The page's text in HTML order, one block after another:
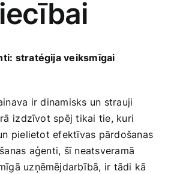
stratégija veiksmīgai
ir⁤ dinamisks un strauji
⁣izdzīvot‌ spēj tikai tie, kuri
pielietot ​efektīvas pārdošanas
aģenti, šī neatsveramā
uzņēmējdarbībā, ir tādi ‍kā